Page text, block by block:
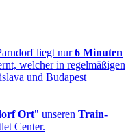
liegt nur6 Minuten
welcher in regelmäßigen
und Budapest
Ort" unseren Train-
Center.